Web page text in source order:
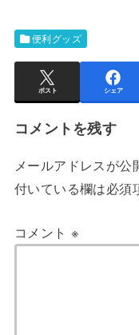
便利グッズ
ポスト シェア
コメントを残す
メールアドレスが公
付いている欄は必須
コメント ※